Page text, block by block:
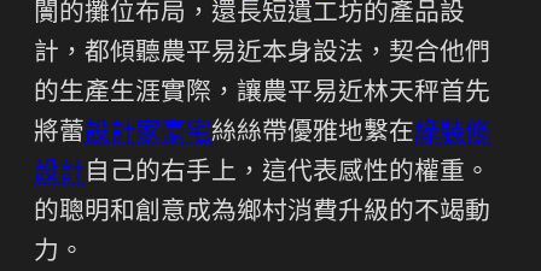
闠的攤位布局，還長短遺工坊的產品設
計，都傾聽農平易近本身設法，契合他們
的生產生涯實際，讓農平易近林天秤首先
將蕾設計家豪宅絲絲帶優雅地繫在綠裝修
設計 自己的右手上，這代表感性的權重。
的聰明和創意成為鄉村消費升級的不竭動
力。